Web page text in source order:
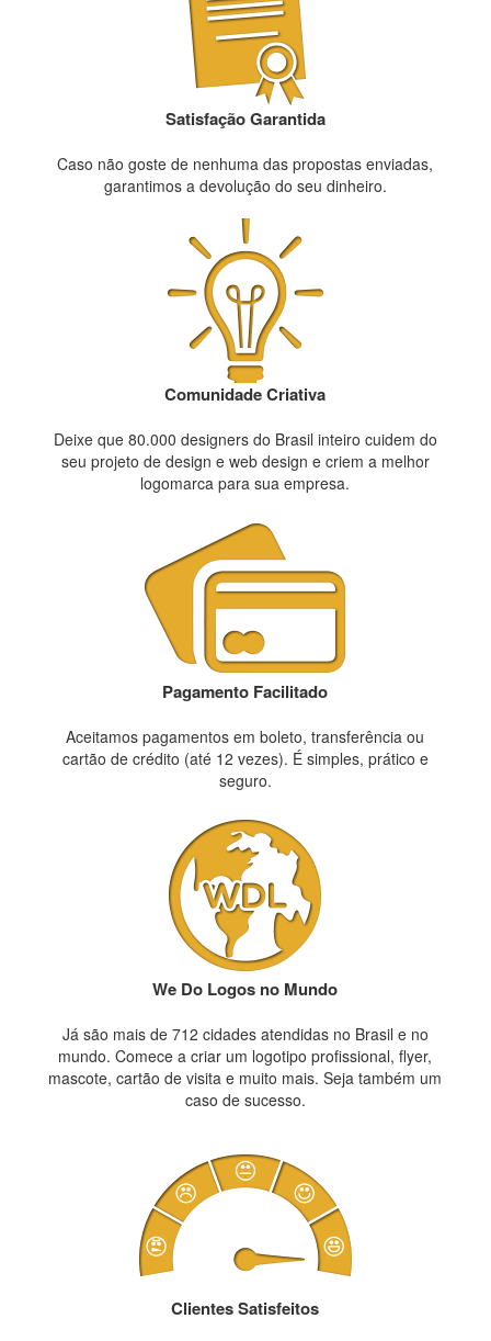
Satisfação Garantida
Caso não goste de nenhuma das propostas enviadas,
garantimos a devolução do seu dinheiro.
Comunidade Criativa
Deixe que 80.000 designers do Brasil inteiro cuidem do
seu projeto de design e web design e criem a melhor
logomarca para sua empresa.
Pagamento Facilitado
Aceitamos pagamentos em boleto, transferência ou
cartão de crédito (até 12 vezes). É simples, prático e
seguro.
We Do Logos no Mundo
Já são mais de 712 cidades atendidas no Brasil e no
mundo. Comece a criar um logotipo profissional, flyer,
mascote, cartão de visita e muito mais. Seja também um
caso de sucesso.
Clientes Satisfeitos